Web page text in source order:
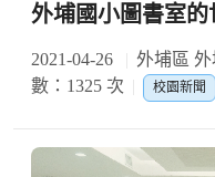
外埔國小圖書室
2021-04-26 外埔區
數：1325 次
校園新聞